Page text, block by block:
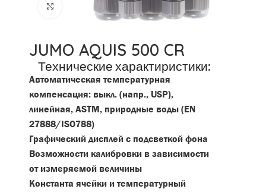
JUMO AQUIS 500 CR
Технические характиристики:
Автоматическая температурная
компенсация: выкл. (напр., USP),
линейная, ASTM, природные воды (EN
27888/ISO788)
Графический дисплей с подсветкой фона
Возможности калибровки в зависимости
от измеряемой величины
Константа ячейки и температурный